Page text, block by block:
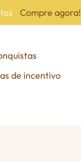
Compre agora!
de incentivo